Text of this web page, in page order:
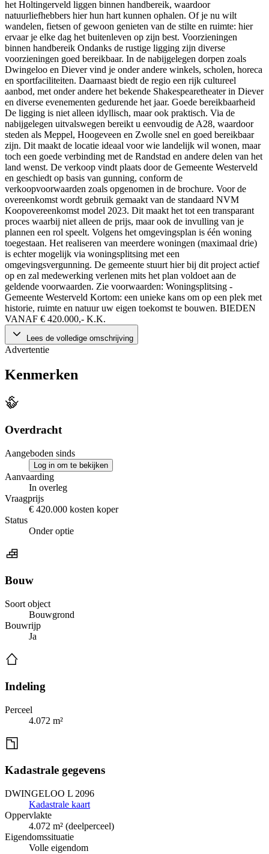
het Holtingerveld liggen binnen handbereik, waardoor
natuurliefhebbers hier hun hart kunnen ophalen. Of je nu wilt
wandelen, fietsen of gewoon genieten van de stilte en ruimte: hier
ervaar je elke dag het buitenleven op zijn best. Voorzieningen
binnen handbereik Ondanks de rustige ligging zijn diverse
voorzieningen goed bereikbaar. In de nabijgelegen dorpen zoals
Dwingeloo en Diever vind je onder andere winkels, scholen, horeca
en sportfaciliteiten. Daarnaast biedt de regio een rijk cultureel
aanbod, met onder andere het bekende Shakespearetheater in Diever
en diverse evenementen gedurende het jaar. Goede bereikbaarheid
De ligging is niet alleen idyllisch, maar ook praktisch. Via de
nabijgelegen uitvalswegen bereikt u eenvoudig de A28, waardoor
steden als Meppel, Hoogeveen en Zwolle snel en goed bereikbaar
zijn. Dit maakt de locatie ideaal voor wie landelijk wil wonen, maar
toch een goede verbinding met de Randstad en andere delen van het
land wenst. De verkoop vindt plaats door de Gemeente Westerveld
en geschiedt op basis van gunning, conform de
verkoopvoorwaarden zoals opgenomen in de brochure. Voor de
overeenkomst wordt gebruik gemaakt van de standaard NVM
Koopovereenkomst model 2023. Dit maakt het tot een transparant
proces waarbij niet alleen de prijs, maar ook de invulling van je
plannen een rol speelt. Volgens het omgevingsplan is één woning
toegestaan. Het realiseren van meerdere woningen (maximaal drie)
is echter mogelijk via woningsplitsing met een
omgevingsvergunning. De gemeente stuurt hier bij dit project actief
op en zal medewerking verlenen mits het plan voldoet aan de
geldende voorwaarden. Zie voorwaarden: Woningsplitsing -
Gemeente Westerveld Kortom: een unieke kans om op een plek met
historie, ruimte en natuur uw eigen toekomst te bouwen. BIEDEN
VANAF € 420.000,- K.K.
Lees de volledige omschrijving
Advertentie
Kenmerken
Overdracht
Aangeboden sinds
Log in om te bekijken
Aanvaarding
In overleg
Vraagprijs
€ 420.000 kosten koper
Status
Onder optie
Bouw
Soort object
Bouwgrond
Bouwrijp
Ja
Indeling
Perceel
4.072 m²
Kadastrale gegevens
DWINGELOO L 2096
Kadastrale kaart
Oppervlakte
4.072 m² (deelperceel)
Eigendomssituatie
Volle eigendom